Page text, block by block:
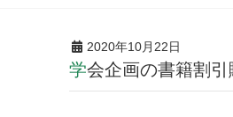
2020年10月22日
学会企画の書籍割